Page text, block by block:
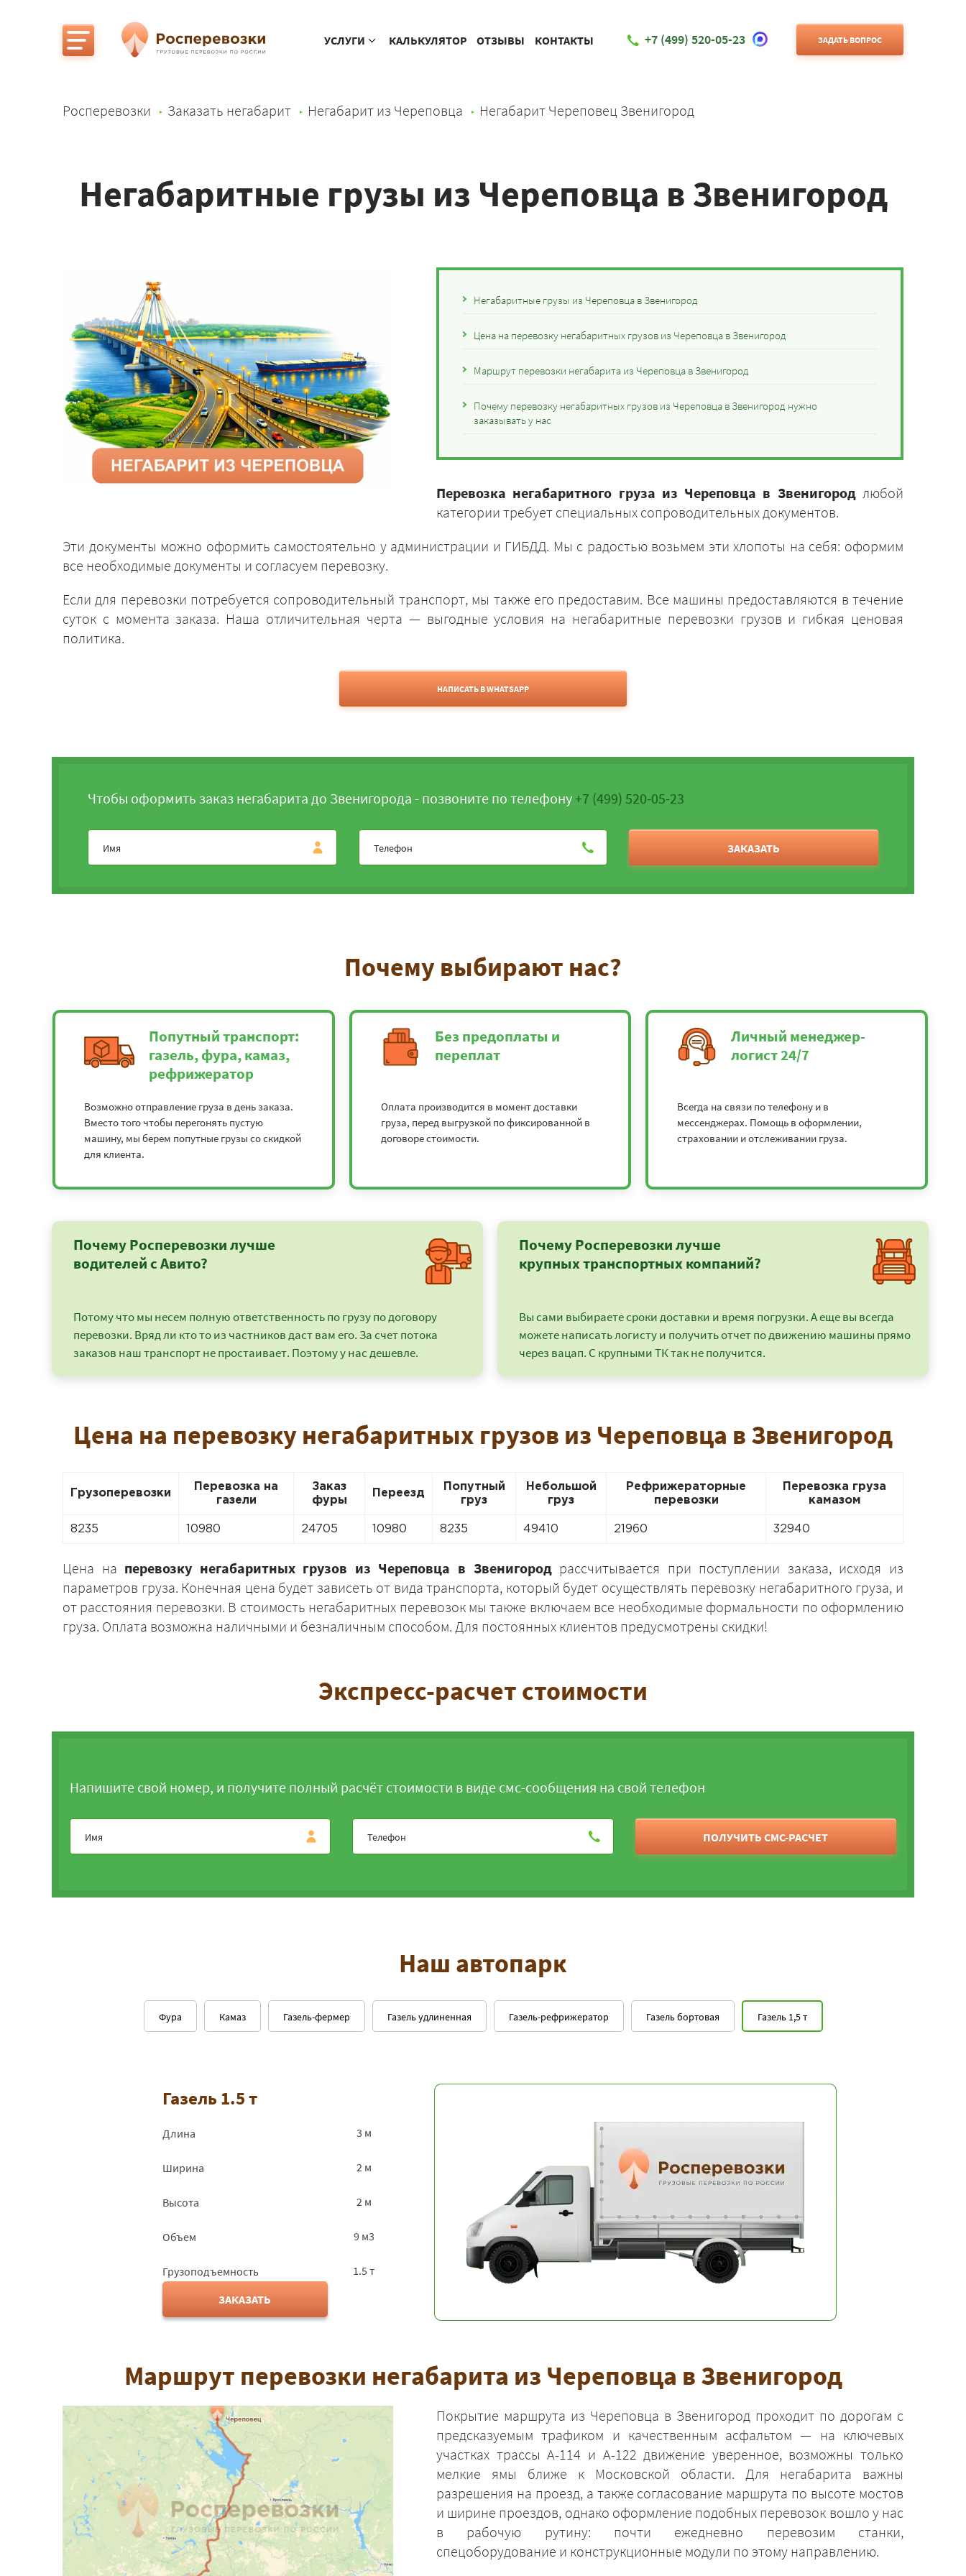
УСЛУГИ КАЛЬКУЛЯТОР ОТЗЫВЫ КОНТАКТЫ +7 (499) 520-05-23 ЗАДАТЬ ВОПРОС
Росперевозки Заказать негабарит Негабарит из Череповца Негабарит Череповец Звенигород
Негабаритные грузы из Череповца в Звенигород
Негабаритные грузы из Череповца в Звенигород
Цена на перевозку негабаритных грузов из Череповца в Звенигород
Маршрут перевозки негабарита из Череповца в Звенигород
Почему перевозку негабаритных грузов из Череповца в Звенигород нужно
заказывать у нас
Перевозка негабаритного груза из Череповца в Звенигородлюбой
категории требует специальных сопроводительных документов.
Эти документы можно оформить самостоятельно у администрации и ГИБДД. Мы с радостью возьмем эти хлопоты на себя: оформим
все необходимые документы и согласуем перевозку.
Если для перевозки потребуется сопроводительный транспорт, мы также его предоставим. Все машины предоставляются в течение
суток с момента заказа. Наша отличительная черта — выгодные условия на негабаритные перевозки грузов и гибкая ценовая
политика.
НАПИСАТЬ В WHATSAPP
Чтобы оформить заказ негабарита до Звенигорода - позвоните по телефону+7 (499) 520-05-23
ЗАКАЗАТЬ
Почему выбирают нас?
Попутный транспорт:
газель, фура, камаз,
рефрижератор
Возможно отправление груза в день заказа.
Вместо того чтобы перегонять пустую
машину, мы берем попутные грузы со скидкой
для клиента.
Без предоплаты и
переплат
Оплата производится в момент доставки
груза, перед выгрузкой по фиксированной в
договоре стоимости.
Личный менеджер-
логист 24/7
Всегда на связи по телефону и в
мессенджерах. Помощь в оформлении,
страховании и отслеживании груза.
Почему Росперевозки лучше
водителей с Авито?
Потому что мы несем полную ответственность по грузу по договору
перевозки. Вряд ли кто то из частников даст вам его. За счет потока
заказов наш транспорт не простаивает. Поэтому у нас дешевле.
Почему Росперевозки лучше
крупных транспортных компаний?
Вы сами выбираете сроки доставки и время погрузки. А еще вы всегда
можете написать логисту и получить отчет по движению машины прямо
через вацап. С крупными ТК так не получится.
Цена на перевозку негабаритных грузов из Череповца в Звенигород
Грузоперевозки
Перевозка на
газели
Заказ
фуры
Переезд
Попутный
груз
Небольшой
груз
Рефрижераторные
перевозки
Перевозка груза
камазом
8235 10980 24705 10980 8235 49410 21960 32940
Цена на перевозку негабаритных грузов из Череповца в Звенигородрассчитывается при поступлении заказа, исходя из
параметров груза. Конечная цена будет зависеть от вида транспорта, который будет осуществлять перевозку негабаритного груза, и
от расстояния перевозки. В стоимость негабаритных перевозок мы также включаем все необходимые формальности по оформлению
груза. Оплата возможна наличными и безналичным способом. Для постоянных клиентов предусмотрены скидки!
Экспресс-расчет стоимости
Напишите свой номер, и получите полный расчёт стоимости в виде смс-сообщения на свой телефон
ПОЛУЧИТЬ СМС-РАСЧЕТ
Наш автопарк
Газель 1,5 т
Газель удлиненная Газель бортовая
Газель-рефрижератор
Газель-фермер
Камаз
Фура
Газель 1.5 т
Длина 3 м
Ширина 2 м
Высота 2 м
Объем 9 м3
Грузоподъемность
1.5 т
ЗАКАЗАТЬ
Маршрут перевозки негабарита из Череповца в Звенигород
Покрытие маршрута из Череповца в Звенигород проходит по дорогам с
предсказуемым трафиком и качественным асфальтом — на ключевых
участках трассы А-114 и А-122 движение уверенное, возможны только
мелкие ямы ближе к Московской области. Для негабарита важны
разрешения на проезд, а также согласование маршрута по высоте мостов
и ширине проездов, однако оформление подобных перевозок вошло у нас
в рабочую рутину: почти ежедневно перевозим станки,
спецоборудование и конструкционные модули по этому направлению.
+7 (499) 520-05-23